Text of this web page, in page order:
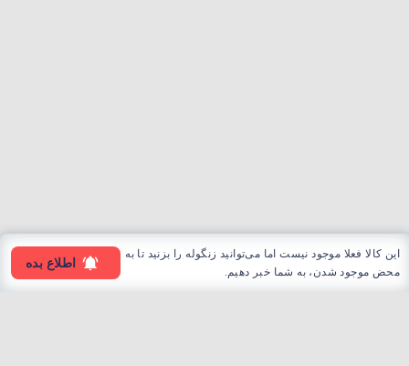
این کالا فعلا موجود نیست اما می‌توانید زنگوله را بزنید تا به
محض موجود شدن، به شما خبر دهیم.
اطلاع بده